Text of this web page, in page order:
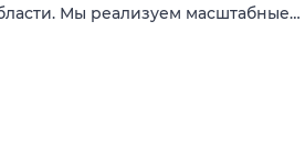
Мы реализуем масштабные…